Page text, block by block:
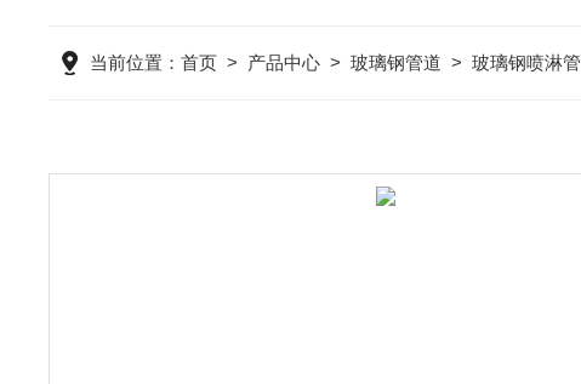
当前位置：首页 > 产品中心 >玻璃钢管道 >玻璃钢喷淋管